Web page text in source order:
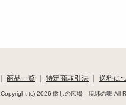
｜ 商品一覧 ｜ 特定商取引法 ｜ 送料に
Copyright (c) 2026 癒しの広場 琉球の舞 All